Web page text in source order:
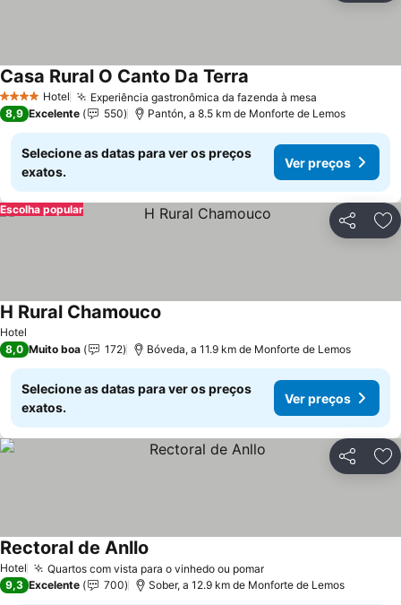
4 EstrelasHotel Experiência gastronômica da fazenda à mesa
Casa Rural O Canto Da Terra
8,9 Excelente 550 Pantón, a 8.5 km de Monforte de Lemos
Selecione as datas para ver os preços
exatos.
Ver preços
Partilhar
Escolha popular
Hotel
H Rural Chamouco
8,0 Muito boa 172 Bóveda, a 11.9 km de Monforte de Lemos
Selecione as datas para ver os preços
exatos.
Ver preços
Partilhar
Hotel Quartos com vista para o vinhedo ou pomar
Rectoral de Anllo
9,3 Excelente 700 Sober, a 12.9 km de Monforte de Lemos